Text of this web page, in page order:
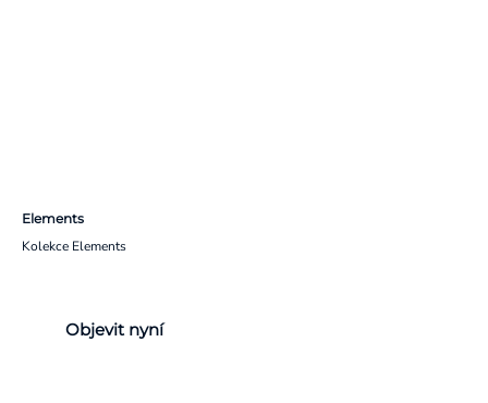
Elements
Kolekce Elements
Objevit nyní